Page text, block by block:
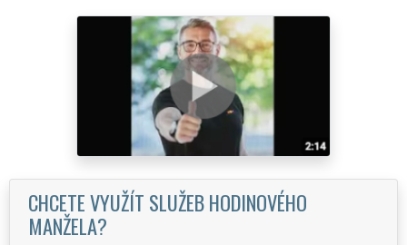
CHCETE VYUŽÍT SLUŽEB HODINOVÉHO
MANŽELA?